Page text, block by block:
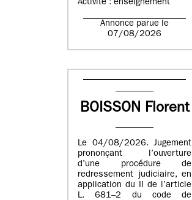
Activité : enseignement
Annonce parue le
07/08/2026
BOISSON Florent
Le 04/08/2026. Jugement
prononçant l’ouverture
d’une procédure de
redressement judiciaire, en
application du II de l’article
L. 681–2 du code de